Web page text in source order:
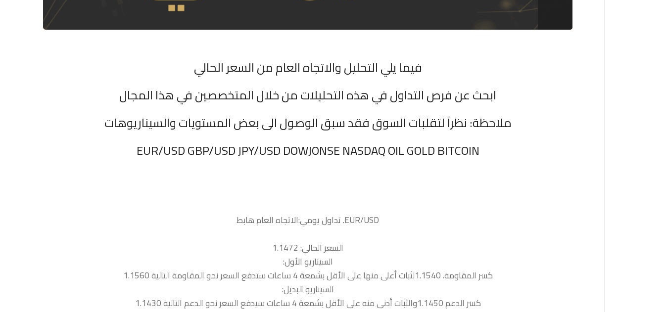
فيما يلي التحليل والاتجاه العام من السعر الحالي
ابحث عن فرص التداول في هذه التحليلات من خلال المتخصصين في هذا المجال
ملاحظة: نظراً لتقلبات السوق فقد سبق الوصول الى بعض المستويات والسيناريوهات
السعر الحالي: 1.1472
السيناريو الأول:
كسر المقاومة. 1.1540لثبات أعلى منها على الأقل بشمعة 4 ساعات ستدفع السعر نحو المقاومة التالية 1.1560
السيناريو البديل:
كسر الدعم 1.1450والثبات أدنى منه على الأقل بشمعة 4 ساعات سيدفع السعر نحو الدعم التالية 1.1430